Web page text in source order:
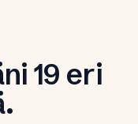
19 eri